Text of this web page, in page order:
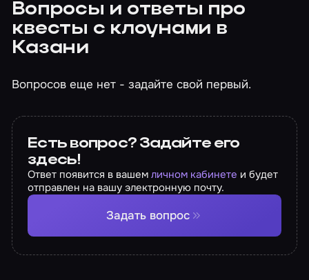
Вопросы и ответы про
квесты с клоунами в
Казани
Вопросов еще нет - задайте свой первый.
Есть вопрос? Задайте его
здесь!
Ответ появится в вашемличном кабинете и будет
отправлен на вашу электронную почту.
Задать вопрос